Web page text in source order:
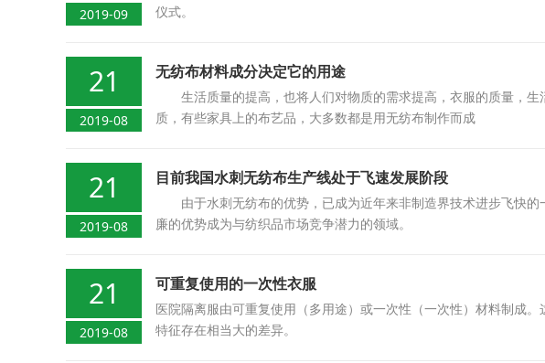
2019-09
仪式。
21
2019-08
无纺布材料成分决定它的用途
生活质量的提高，也将人们对物质的需求提高，衣服的质量，生
质，有些家具上的布艺品，大多数都是用无纺布制作而成
21
2019-08
目前我国水刺无纺布生产线处于飞速发展阶段
由于水刺无纺布的优势，已成为近年来非制造界技术进步飞快的
廉的优势成为与纺织品市场竞争潜力的领域。
21
2019-08
可重复使用的一次性衣服
医院隔离服由可重复使用（多用途）或一次性（一次性）材料制成
特征存在相当大的差异。